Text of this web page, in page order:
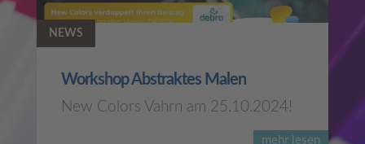
mehr lesen
Workshop Abstraktes Malen
NEWS
New Colors Vahrn am 25.10.2024!